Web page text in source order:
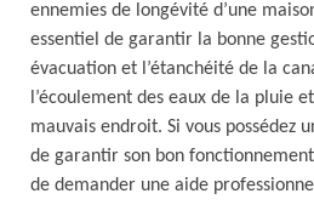
ennemies de longévité d’une
essentiel de garantir la bonne
évacuation et l’étanchéité de la
l’écoulement des eaux de la pluie
mauvais endroit. Si vous possédez
de garantir son bon
de demander une aide